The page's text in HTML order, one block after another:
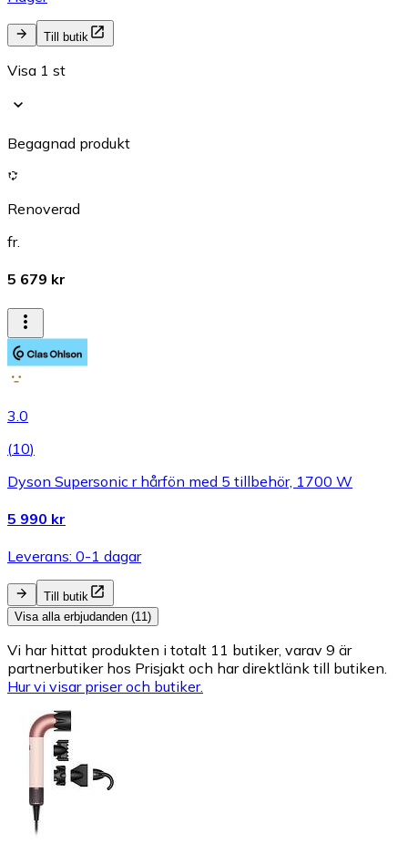
Till butik
Visa 1 st
Begagnad produkt
Renoverad
fr.
5 679 kr
3.0
(10)
Dyson Supersonic r hårfön med 5 tillbehör, 1700 W
5 990 kr
Leverans: 0-1 dagar
Till butik
Visa alla erbjudanden (11)
Vi har hittat produkten i totalt 11 butiker, varav 9 är
partnerbutiker hos Prisjakt och har direktlänk till butiken.
Hur vi visar priser och butiker.